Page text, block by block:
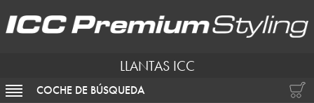
LLANTAS ICC
ACTIVAR NAVEGACIÓN
COCHE DE BÚSQUEDA